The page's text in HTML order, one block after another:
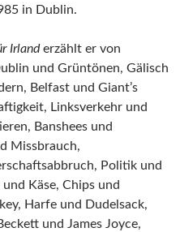
in Dublin.
Irlanderzählt er von
und Grüntönen, Gälisch
Belfast und Giant’s
Linksverkehr und
Banshees und
Missbrauch,
Politik und
Käse, Chips und
Harfe und Dudelsack,
und James Joyce,